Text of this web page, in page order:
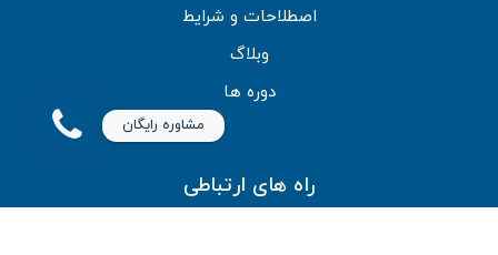
مشاوره رایگان
اصطلاحات و شرایط
وبلاگ
دوره ها
راه های ارتباطی